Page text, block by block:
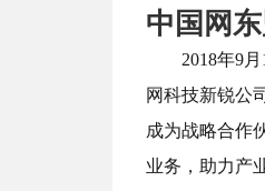
中国网
2018年9
网科技新锐公
成为战略合作
业务，助力产